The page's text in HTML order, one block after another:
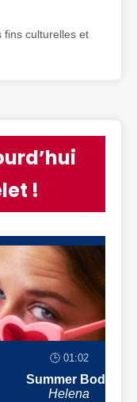
fins culturelles et
!
🕒 01:02
Summer Body
Helena